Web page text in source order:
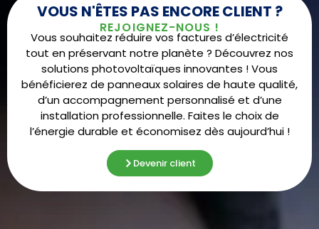
VOUS N'ÊTES PAS ENCORE CLIENT ?
REJOIGNEZ-NOUS !
Vous souhaitez réduire vos factures d’électricité
tout en préservant notre planète ? Découvrez nos
solutions photovoltaïques innovantes ! Vous
bénéficierez de panneaux solaires de haute qualité,
d’un accompagnement personnalisé et d’une
installation professionnelle. Faites le choix de
l’énergie durable et économisez dès aujourd’hui !
Devenir client